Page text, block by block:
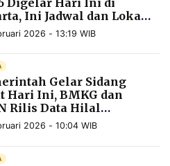
Ini Jadwal dan Lokasi
Hilal
2026 - 13:19 WIB
Gelar Sidang
Hari Ini, BMKG dan
Rilis Data Hilal
2026 - 10:04 WIB